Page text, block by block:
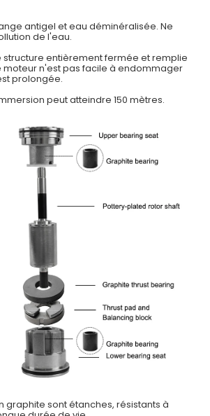
antigel et eau déminéralisée. Ne
de l'eau.
structure entièrement fermée et remplie
moteur n'est pas facile à endommager
prolongée.
peut atteindre 150 mètres.
graphite sont étanches, résistants à